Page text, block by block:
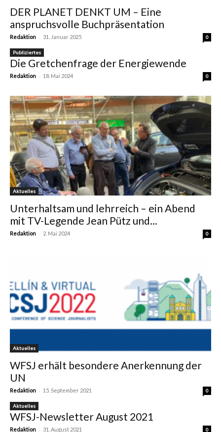
DER PLANET DENKT UM – Eine
anspruchsvolle Buchpräsentation
Redaktion - 31. Januar 2025 0
Publiziertes
Die Gretchenfrage der Energiewende
Redaktion - 18. Mai 2024 0
Aktuelles
Unterhaltsam und lehrreich – ein Abend
mit TV-Legende Jean Pütz und...
Redaktion - 2. Mai 2024 0
Aktuelles
WFSJ erhält besondere Anerkennung der
UN
Redaktion - 15. September 2021 0
Aktuelles
WFSJ-Newsletter August 2021
Redaktion - 31. August 2021 0